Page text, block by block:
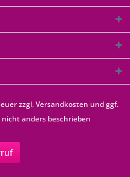
zzgl.Versandkosten und ggf.
anders beschrieben